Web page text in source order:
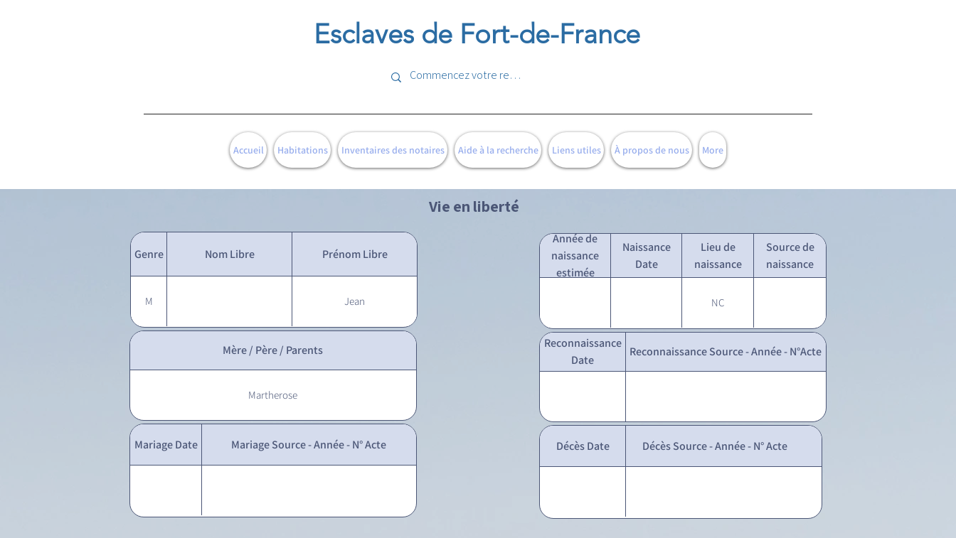
Esclaves de Fort-de-France
Accueil Habitations Inventaires des notaires Aide à la recherche Liens utiles À propos de nous More
Vie en liberté
Genre Nom Libre Prénom Libre
M Jean
Année de
naissance
estimée
Naissance
Date
Lieu de
naissance
Source de
naissance
NC
Mère / Père / Parents
Martherose
Mariage Date Mariage Source - Année - N° Acte
Reconnaissance
Date
Reconnaissance Source - Année - N°Acte
Décès Date Décès Source - Année - N° Acte